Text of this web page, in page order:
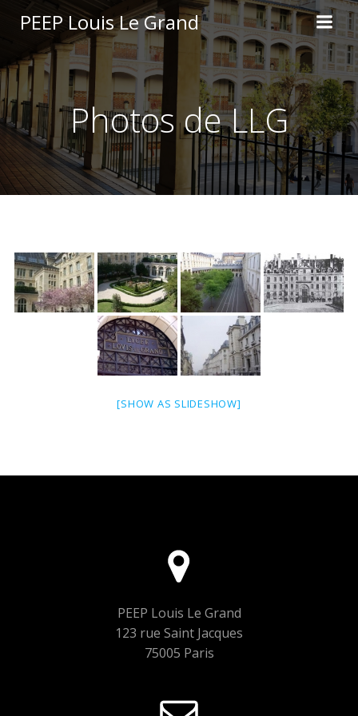
Aller
au
contenu
PEEP Louis Le Grand
Photos de LLG
[SHOW AS SLIDESHOW]
PEEP Louis Le Grand
123 rue Saint Jacques
75005 Paris